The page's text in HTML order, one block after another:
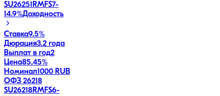
SU26251RMFS7-
14.9%Доходность
Ставка9.5%
Дюрация3.2 года
Выплат в год2
Цена85.45%
Номинал1000 RUB
ОФЗ 26218
SU26218RMFS6-